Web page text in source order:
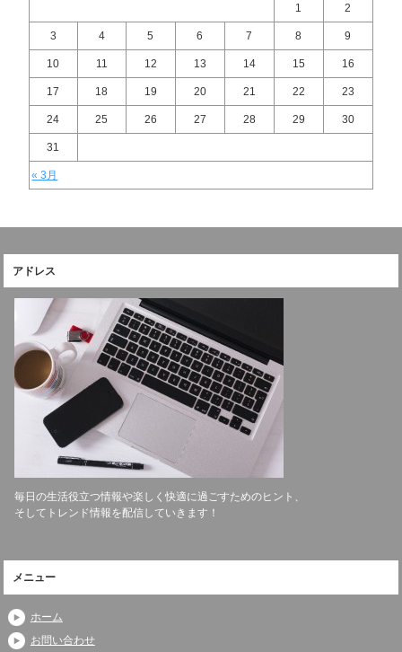
« 3月
1 2
3 4 5 6 7 8 9
10 11 12 13 14 15 16
17 18 19 20 21 22 23
24 25 26 27 28 29 30
31
アドレス
毎日の生活役立つ情報や楽しく快適に過ごすためのヒント、
そしてトレンド情報を配信していきます！
メニュー
ホーム
お問い合わせ